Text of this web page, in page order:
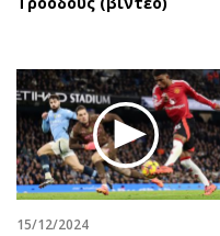
15/12/2024